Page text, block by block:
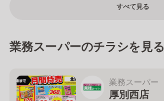
すべて見る
業務スーパーのチラシを見る
業務スーパー
厚別西店